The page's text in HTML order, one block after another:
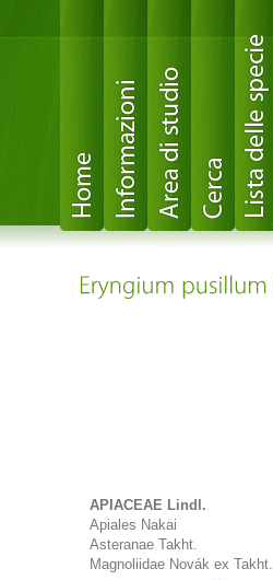
APIACEAE Lindl.
Apiales Nakai
Asteranae Takht.
Magnoliidae Novák ex Takht.